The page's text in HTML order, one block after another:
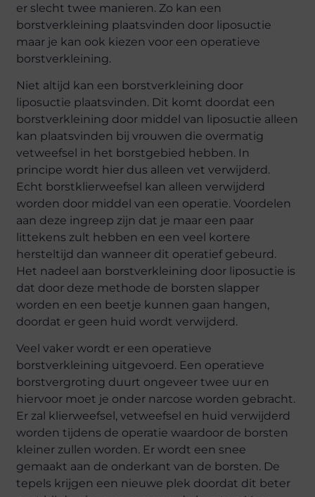
er slecht twee manieren. Zo kan een
borstverkleining plaatsvinden door liposuctie
maar je kan ook kiezen voor een operatieve
borstverkleining.
Niet altijd kan een borstverkleining door
liposuctie plaatsvinden. Dit komt doordat een
borstverkleining door middel van liposuctie alleen
kan plaatsvinden bij vrouwen die overmatig
vetweefsel in het borstgebied hebben. In
principe wordt hier dus alleen vet verwijderd.
Echt borstklierweefsel kan alleen verwijderd
worden door middel van een operatie. Voordelen
aan deze ingreep zijn dat je maar een paar
littekens zult hebben en een veel kortere
hersteltijd dan wanneer dit operatief gebeurd.
Het nadeel aan borstverkleining door liposuctie is
dat door deze methode de borsten slapper
worden en een beetje kunnen gaan hangen,
doordat er geen huid wordt verwijderd.
Veel vaker wordt er een operatieve
borstverkleining uitgevoerd. Een operatieve
borstvergroting duurt ongeveer twee uur en
hiervoor moet je onder narcose worden gebracht.
Er zal klierweefsel, vetweefsel en huid verwijderd
worden tijdens de operatie waardoor de borsten
kleiner zullen worden. Er wordt een snee
gemaakt aan de onderkant van de borsten. De
tepels krijgen een nieuwe plek doordat dit beter